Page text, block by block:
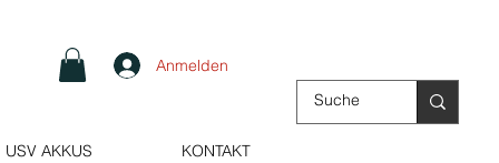
USV AKKUS KONTAKT
Anmelden